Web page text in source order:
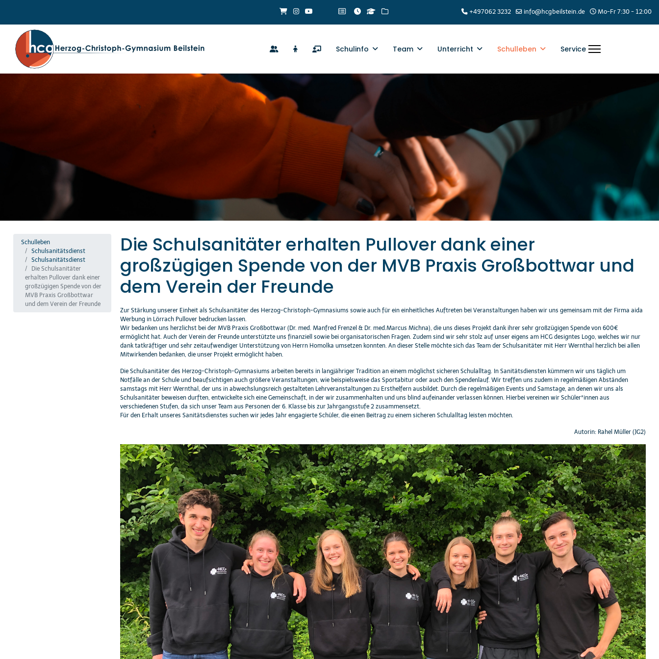
+497062 3232 info@hcgbeilstein.de Mo-Fr 7:30 - 12:00
Schulinfo Team Unterricht Schulleben Service
Schulleben
Schulsanitätsdienst
Schulsanitätsdienst
Die Schulsanitäter
erhalten Pullover dank einer
großzügigen Spende von der
MVB Praxis Großbottwar
und dem Verein der Freunde
Die Schulsanitäter erhalten Pullover dank einer
großzügigen Spende von der MVB Praxis Großbottwar und
dem Verein der Freunde
Zur Stärkung unserer Einheit als Schulsanitäter des Herzog-Christoph-Gymnasiums sowie auch für ein einheitliches Auftreten bei Veranstaltungen haben wir uns gemeinsam mit der Firma aida
Werbung in Lörrach Pullover bedrucken lassen.
Wir bedanken uns herzlichst bei der MVB Praxis Großbottwar (Dr. med. Manfred Frenzel & Dr. med.Marcus Michna), die uns dieses Projekt dank ihrer sehr großzügigen Spende von 600€
ermöglicht hat. Auch der Verein der Freunde unterstützte uns finanziell sowie bei organisatorischen Fragen. Zudem sind wir sehr stolz auf unser eigens am HCG designtes Logo, welches wir nur
dank tatkräftiger und sehr zeitaufwendiger Unterstützung von Herrn Homolka umsetzen konnten. An dieser Stelle möchte sich das Team der Schulsanitäter mit Herr Wernthal herzlich bei allen
Mitwirkenden bedanken, die unser Projekt ermöglicht haben.
Die Schulsanitäter des Herzog-Christoph-Gymnasiums arbeiten bereits in langjähriger Tradition an einem möglichst sicheren Schulalltag. In Sanitätsdiensten kümmern wir uns täglich um
Notfälle an der Schule und beaufsichtigen auch größere Veranstaltungen, wie beispielsweise das Sportabitur oder auch den Spendenlauf. Wir treffen uns zudem in regelmäßigen Abständen
samstags mit Herr Wernthal, der uns in abwechslungsreich gestalteten Lehrveranstaltungen zu Ersthelfern ausbildet. Durch die regelmäßigen Events und Samstage, an denen wir uns als
Schulsanitäter beweisen durften, entwickelte sich eine Gemeinschaft, in der wir zusammenhalten und uns blind aufeinander verlassen können. Hierbei vereinen wir Schüler*innen aus
verschiedenen Stufen, da sich unser Team aus Personen der 6. Klasse bis zur Jahrgangsstufe 2 zusammensetzt.
Für den Erhalt unseres Sanitätsdienstes suchen wir jedes Jahr engagierte Schüler, die einen Beitrag zu einem sicheren Schulalltag leisten möchten.
Autorin: Rahel Müller (JG2)